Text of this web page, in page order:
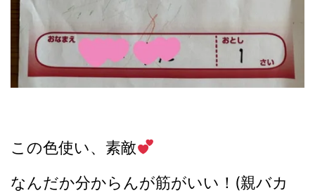
この色使い、素敵
なんだか分からんが筋がいい！(親バカ